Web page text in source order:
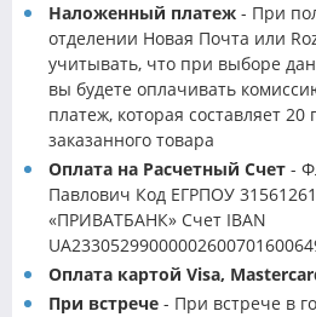
Наложенный платеж - При
отделении Новая Почта или
учитывать, что при выборе
вы будете оплачивать
платеж, которая составляет 20
заказанного товара
Оплата на Расчетный Счет -
Павлович Код ЕГРПОУ
«ПРИВАТБАНК» Счет IBAN
Оплата картой Visa,
При встрече - При встрече в